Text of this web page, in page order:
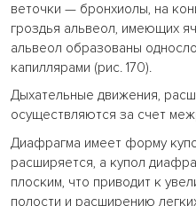
веточки — бронхиолы, на
гроздья альвеол, имеющих
альвеол образованы
капиллярами (рис. 170).
Дыхательные движения,
осуществляются за счет
Диафрагма имеет форму
расширяется, а купол
плоским, что приводит к
полости и расширению